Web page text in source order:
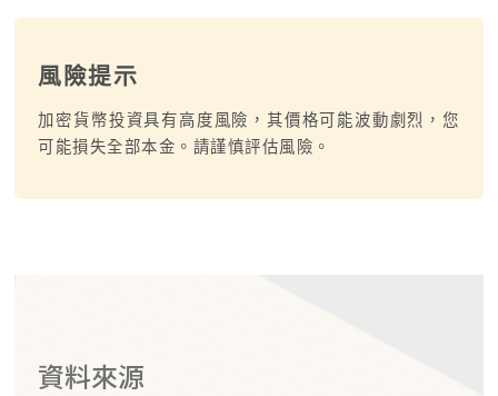
風險提示
加密貨幣投資具有高度風險，其價格可能波動劇烈，您
可能損失全部本金。請謹慎評估風險。
資料來源